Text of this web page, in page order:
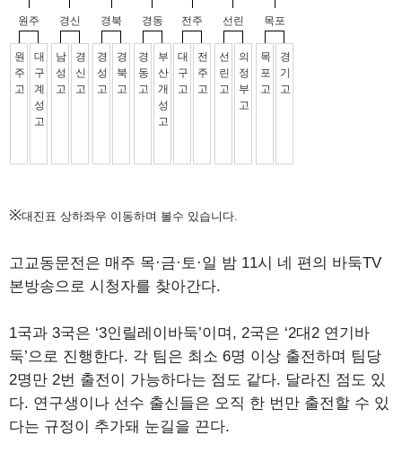
※대진표 상하좌우 이동하며 볼수 있습니다.
고교동문전은 매주 목·금·토·일 밤 11시 네 편의 바둑TV
본방송으로 시청자를 찾아간다.
1국과 3국은 ‘3인릴레이바둑’이며, 2국은 ‘2대2 연기바
둑’으로 진행한다. 각 팀은 최소 6명 이상 출전하며 팀당
2명만 2번 출전이 가능하다는 점도 같다. 달라진 점도 있
다. 연구생이나 선수 출신들은 오직 한 번만 출전할 수 있
다는 규정이 추가돼 눈길을 끈다.